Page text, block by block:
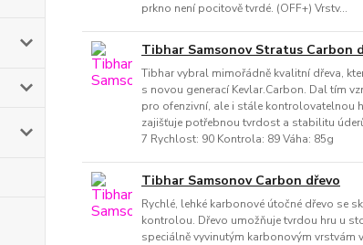
prkno není pocitově tvrdé. (OFF+) Vrstv...
Tibhar Samsonov Stratus Carbon
Tibhar vybral mimořádně kvalitní dřeva,
s novou generací Kevlar.Carbon. Dal tím
pro ofenzivní, ale i stále kontrolovatelnou
zajišťuje potřebnou tvrdost a stabilitu
7 Rychlost: 90 Kontrola: 89 Váha: 85g
Tibhar Samsonov Carbon dřevo
Rychlé, lehké karbonové útočné dřevo se
kontrolou. Dřevo umožňuje tvrdou hru u
speciálně vyvinutým karbonovým vrstvám